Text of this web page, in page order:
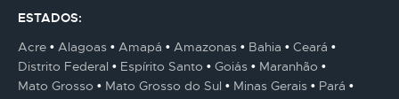
ESTADOS:
Acre
Alagoas Amapá Amazonas Bahia
Ceará
Distrito Federal
Espírito Santo Goiás
Maranhão
Mato Grosso
Mato Grosso do Sul Minas Gerais
Pará